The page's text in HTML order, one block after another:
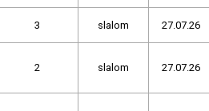
3 slalom 27.07.26
2 slalom 27.07.26